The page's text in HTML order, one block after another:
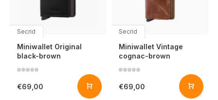
Secrid
Miniwallet Original
black-brown
€69,00
Secrid
Miniwallet Vintage
cognac-brown
€69,00